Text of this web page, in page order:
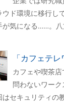
ウド環境に移行し
が気になる……。八
「カフェテ
カフェや喫茶
問わないワー
はセキュリティの